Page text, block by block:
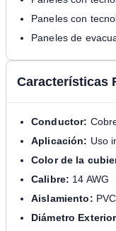
Paneles con
Paneles de
Características
Conductor:
Aplicación: Uso
Color de la
Calibre: 14 AWG
Aislamiento: PVC
Diámetro